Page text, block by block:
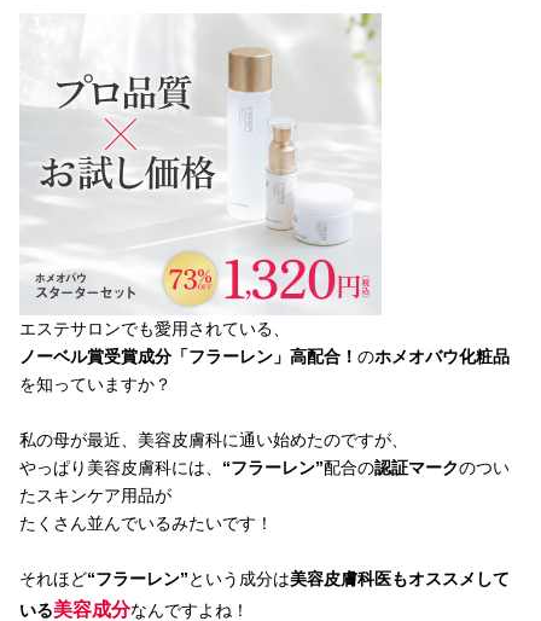
エステサロンでも愛用されている、
ノーベル賞受賞成分「フラーレン」高配合！ のホメオバウ化粧品
を知っていますか？
私の母が最近、美容皮膚科に通い始めたのですが、
やっぱり美容皮膚科には、 “フラーレン”配合の認証マークのつい
たスキンケア用品が
たくさん並んでいるみたいです！
それほど“フラーレン”という成分は美容皮膚科医もオススメして
いる美容成分なんですよね！